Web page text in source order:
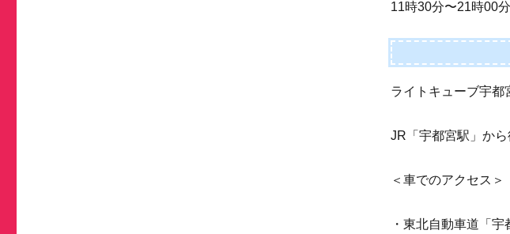
11時30分〜21時00分
ライトキューブ宇都
JR「宇都宮駅」から
＜車でのアクセス＞
・東北自動車道「